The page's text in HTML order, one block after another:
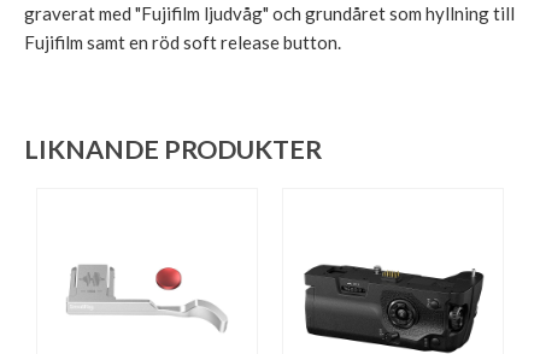
graverat med "Fujifilm ljudvåg" och grundåret som hyllning till
Fujifilm samt en röd soft release button.
LIKNANDE PRODUKTER